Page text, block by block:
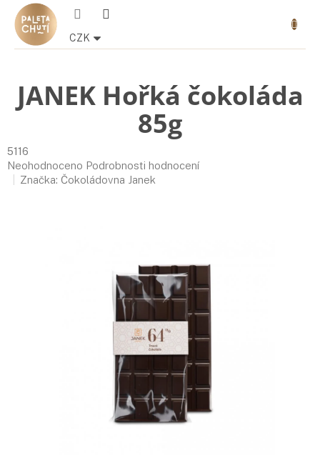
Přejít
obsah
CZK
košík
JANEK Hořká čokoláda
85g
5116
Průměrné
hodnocení
Neohodnoceno Podrobnosti hodnocení
Značka: Čokoládovna Janek